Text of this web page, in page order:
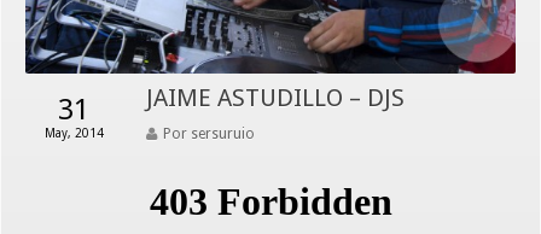
31
May, 2014
JAIME ASTUDILLO – DJS
Por sersuruio